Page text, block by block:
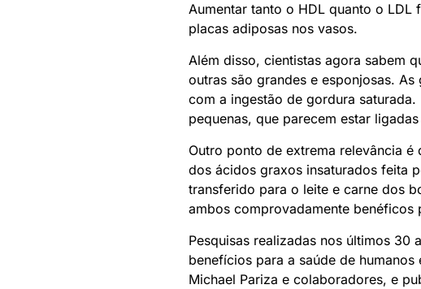
Aumentar tanto o HDL quanto o
placas adiposas nos vasos.
Além disso, cientistas agora sabem
outras são grandes e esponjosas.
com a ingestão de gordura
pequenas, que parecem estar
Outro ponto de extrema relevância
dos ácidos graxos insaturados feita
transferido para o leite e carne dos
ambos comprovadamente benéficos
Pesquisas realizadas nos últimos 30
benefícios para a saúde de
Michael Pariza e colaboradores, e